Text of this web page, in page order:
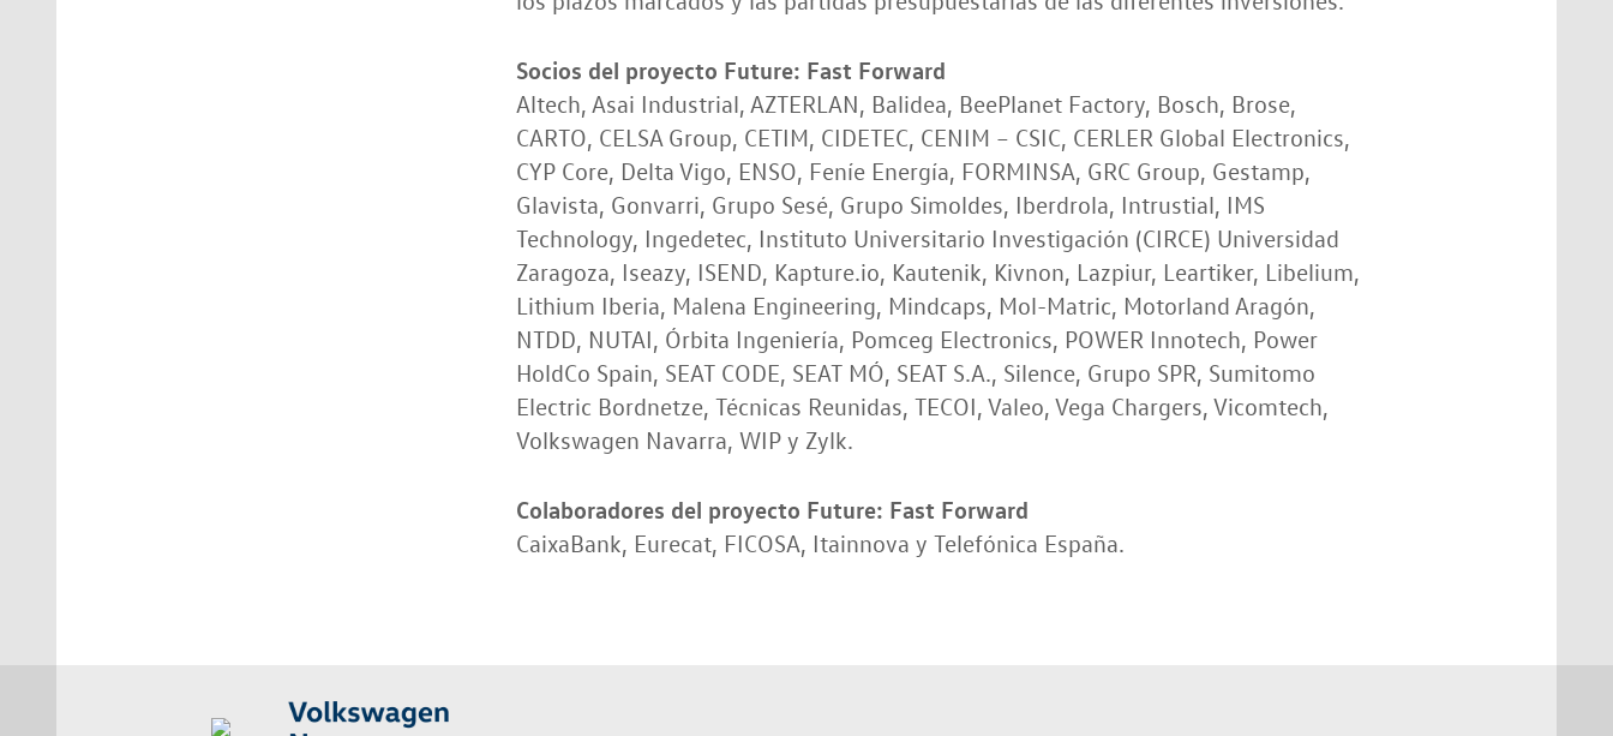
Socios del proyecto Future: Fast Forward
Altech, Asai Industrial, AZTERLAN, Balidea, BeePlanet Factory, Bosch, Brose,
CARTO, CELSA Group, CETIM, CIDETEC, CENIM – CSIC, CERLER Global Electronics,
CYP Core, Delta Vigo, ENSO, Feníe Energía, FORMINSA, GRC Group, Gestamp,
Glavista, Gonvarri, Grupo Sesé, Grupo Simoldes, Iberdrola, Intrustial, IMS
Technology, Ingedetec, Instituto Universitario Investigación (CIRCE) Universidad
Zaragoza, Iseazy, ISEND, Kapture.io, Kautenik, Kivnon, Lazpiur, Leartiker, Libelium,
Lithium Iberia, Malena Engineering, Mindcaps, Mol-Matric, Motorland Aragón,
NTDD, NUTAI, Órbita Ingeniería, Pomceg Electronics, POWER Innotech, Power
HoldCo Spain, SEAT CODE, SEAT MÓ, SEAT S.A., Silence, Grupo SPR, Sumitomo
Electric Bordnetze, Técnicas Reunidas, TECOI, Valeo, Vega Chargers, Vicomtech,
Volkswagen Navarra, WIP y Zylk.
Colaboradores del proyecto Future: Fast Forward
CaixaBank, Eurecat, FICOSA, Itainnova y Telefónica España.